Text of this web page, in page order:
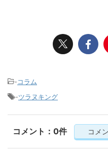
-コラム
-ツラヌキング
コメント：0件 コメ